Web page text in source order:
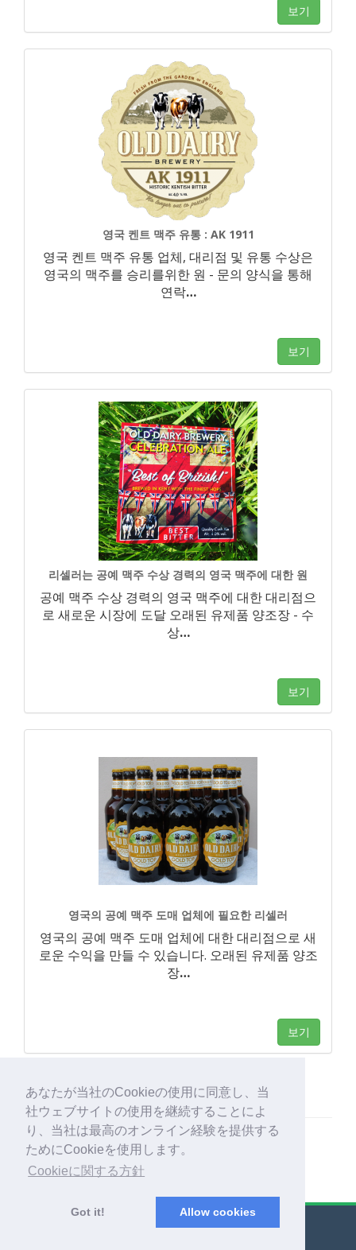
あなたが当社のCookieの使用に同意し、当
社ウェブサイトの使用を継続することによ
り、当社は最高のオンライン経験を提供する
ためにCookieを使用します。
Cookieに関する方針
Got it! Allow cookies
보기
영국 켄트 맥주 유통 : AK 1911
영국 켄트 맥주 유통 업체, 대리점 및 유통 수상은
영국의 맥주를 승리를위한 원 - 문의 양식을 통해
연락…
보기
리셀러는 공예 맥주 수상 경력의 영국 맥주에 대한 원
공예 맥주 수상 경력의 영국 맥주에 대한 대리점으
로 새로운 시장에 도달 오래된 유제품 양조장 - 수
상…
보기
영국의 공예 맥주 도매 업체에 필요한 리셀러
영국의 공예 맥주 도매 업체에 대한 대리점으로 새
로운 수익을 만들 수 있습니다. 오래된 유제품 양조
장…
보기
© Export Worldwide 2026